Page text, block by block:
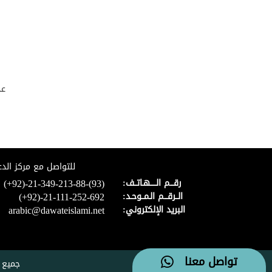
تواصل معنا
للتواصل مع مركز
(+92)-21-349-213-88-(93) رقـــم الـــــهـاتــف:
(+92)-21-111-252-692 الــرقـــم الـمــوحـد:
arabic@dawateislami.net البريد الإلكتروني: